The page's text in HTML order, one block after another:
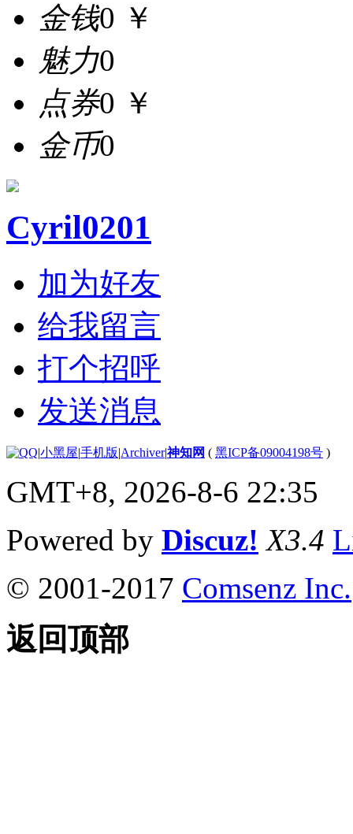
金钱0 ￥
魅力0
点券0 ￥
金币0
Cyril0201
加为好友
给我留言
打个招呼
发送消息
|小黑屋|手机版|Archiver|神知网 ( 黑ICP备09004198号 )
GMT+8, 2026-8-6 22:35
Powered by Discuz! X3.4
© 2001-2017 Comsenz Inc.
返回顶部